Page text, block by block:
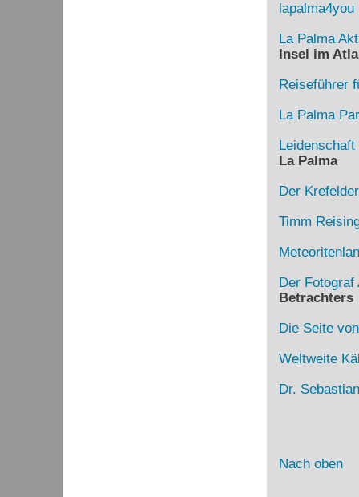
lapalma4you
La Palma
Insel im
Reiseführer
La Palma
La Palma
Der
Timm
Der Fotograf
Betrachters
Die Seite
Weltweite
Dr.
Nach oben